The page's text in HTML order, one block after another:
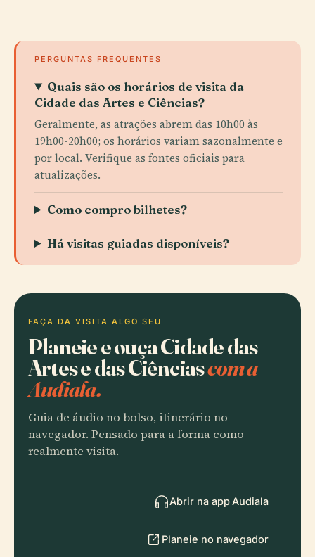
PERGUNTAS FREQUENTES
Quais são os horários de visita da
Cidade das Artes e Ciências?
Geralmente, as atrações abrem das 10h00 às
19h00-20h00; os horários variam sazonalmente e
por local. Verifique as fontes oficiais para
atualizações.
Como compro bilhetes?
Há visitas guiadas disponíveis?
FAÇA DA VISITA ALGO SEU
Planeie e ouça Cidade das
Artes e das Ciênciascom a
Audiala.
Guia de áudio no bolso, itinerário no
navegador. Pensado para a forma como
realmente visita.
Abrir na app Audiala
Planeie no navegador